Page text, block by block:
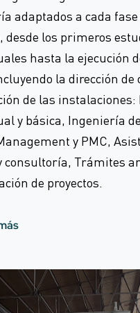
adaptados a cada
desde los primeros
hasta la ejecución
la dirección de
de las
y básica, Ingeniería
y PMC,
consultoría, Trámites
de proyectos.